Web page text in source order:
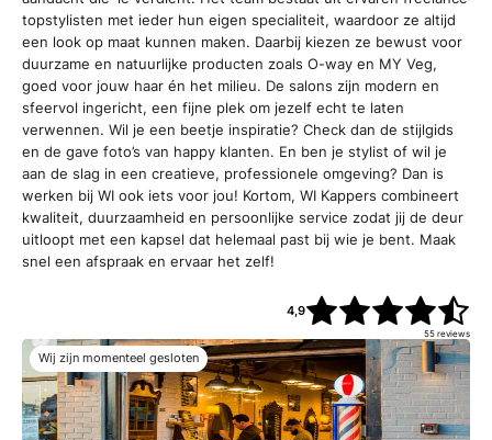
Wij zijn momenteel gesloten
topstylisten met ieder hun eigen specialiteit, waardoor ze altijd
een look op maat kunnen maken. Daarbij kiezen ze bewust voor
duurzame en natuurlijke producten zoals O-way en MY Veg,
goed voor jouw haar én het milieu. De salons zijn modern en
sfeervol ingericht, een fijne plek om jezelf echt te laten
verwennen. Wil je een beetje inspiratie? Check dan de stijlgids
en de gave foto’s van happy klanten. En ben je stylist of wil je
aan de slag in een creatieve, professionele omgeving? Dan is
werken bij WI ook iets voor jou! Kortom, WI Kappers combineert
kwaliteit, duurzaamheid en persoonlijke service zodat jij de deur
uitloopt met een kapsel dat helemaal past bij wie je bent. Maak
snel een afspraak en ervaar het zelf!
4,9
55 reviews